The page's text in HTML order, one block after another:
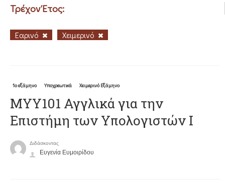
Τρέχον Έτος:
Εαρινό Χειμερινό
1ο εξάμηνο Υποχρεωτικά Χειμερινό Εξάμηνο
ΜΥΥ101 Αγγλικά για την
Επιστήμη των Υπολογιστών Ι
Διδάσκοντας
Ευγενία Ευμοιρίδου